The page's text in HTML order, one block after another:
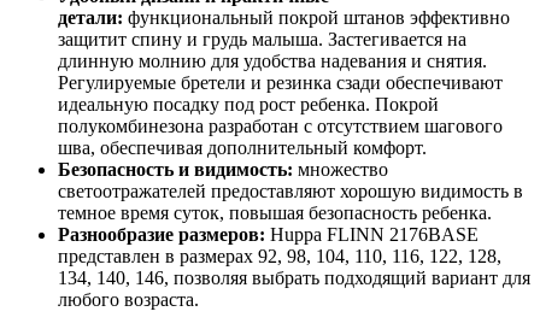
детали: функциональный покрой штанов эффективно
защитит спину и грудь малыша. Застегивается на
длинную молнию для удобства надевания и снятия.
Регулируемые бретели и резинка сзади обеспечивают
идеальную посадку под рост ребенка. Покрой
полукомбинезона разработан с отсутствием шагового
шва, обеспечивая дополнительный комфорт.
Безопасность и видимость: множество
светоотражателей предоставляют хорошую видимость в
темное время суток, повышая безопасность ребенка.
Разнообразие размеров: Huppa FLINN 2176BASE
представлен в размерах 92, 98, 104, 110, 116, 122, 128,
134, 140, 146, позволяя выбрать подходящий вариант для
любого возраста.